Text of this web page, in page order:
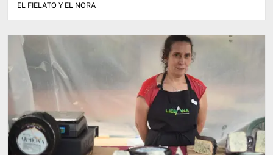
EL FIELATO Y EL NORA